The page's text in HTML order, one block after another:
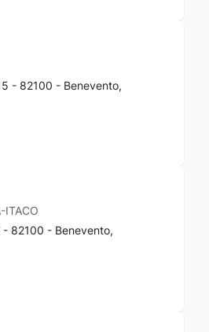
- 82100 - Benevento,
ITACO
- 82100 - Benevento,